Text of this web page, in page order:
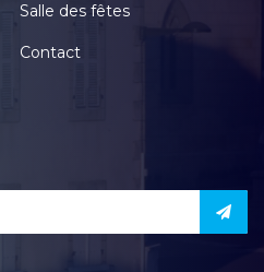
Salle des fêtes
Contact